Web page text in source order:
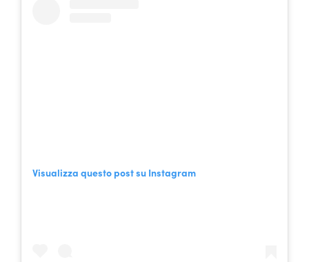
Visualizza questo post su Instagram